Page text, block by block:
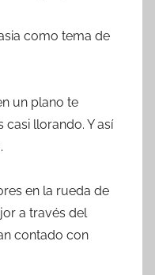
como tema de
un plano te
casi llorando. Y así
en la rueda de
a través del
contado con